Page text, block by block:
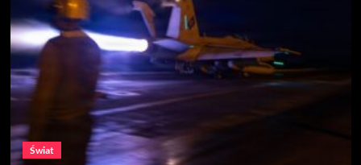
Świat